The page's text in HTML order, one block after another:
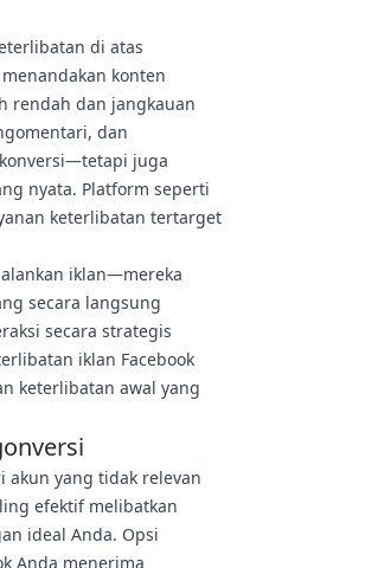
di atas
konten
rendah dan jangkauan
dan
juga
nyata. Platform seperti
keterlibatan tertarget
iklan—mereka
secara langsung
secara strategis
iklan Facebook
keterlibatan awal yang
akun yang tidak relevan
efektif melibatkan
ideal Anda. Opsi
Anda menerima